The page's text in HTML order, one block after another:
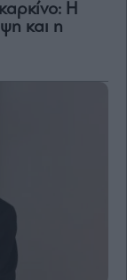
Η
και η